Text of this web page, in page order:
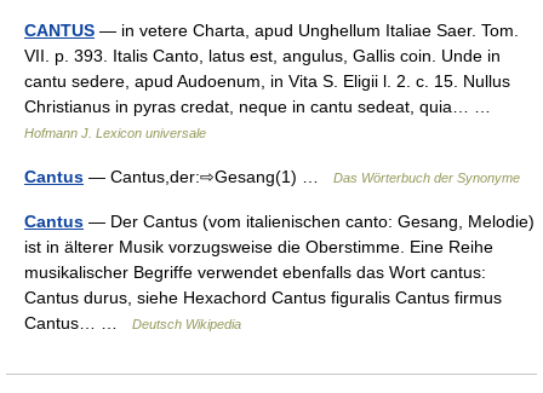
CANTUS — in vetere Charta, apud Unghellum Italiae Saer. Tom.
VII. p. 393. Italis Canto, latus est, angulus, Gallis coin. Unde in
cantu sedere, apud Audoenum, in Vita S. Eligii l. 2. c. 15. Nullus
Christianus in pyras credat, neque in cantu sedeat, quia… …
Hofmann J. Lexicon universale
Cantus — Cantus,der:⇨Gesang(1) … Das Wörterbuch der Synonyme
Cantus — Der Cantus (vom italienischen canto: Gesang, Melodie)
ist in älterer Musik vorzugsweise die Oberstimme. Eine Reihe
musikalischer Begriffe verwendet ebenfalls das Wort cantus:
Cantus durus, siehe Hexachord Cantus figuralis Cantus firmus
Cantus… …
Deutsch Wikipedia